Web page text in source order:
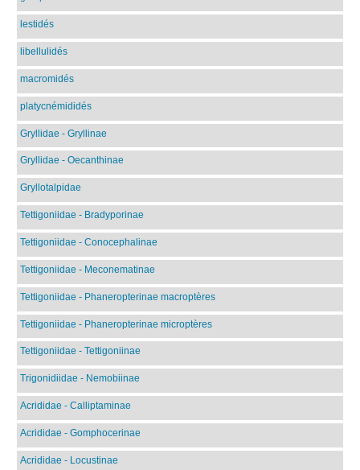
lestidés
libellulidés
macromidés
platycnémididés
Gryllidae - Gryllinae
Gryllidae - Oecanthinae
Gryllotalpidae
Tettigoniidae - Bradyporinae
Tettigoniidae - Conocephalinae
Tettigoniidae - Meconematinae
Tettigoniidae - Phaneropterinae macroptères
Tettigoniidae - Phaneropterinae microptères
Tettigoniidae - Tettigoniinae
Trigonidiidae - Nemobiinae
Acrididae - Calliptaminae
Acrididae - Gomphocerinae
Acrididae - Locustinae